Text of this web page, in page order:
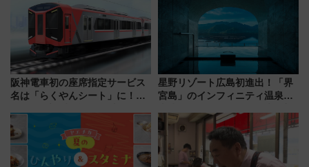
阪神電車初の座席指定サービス
名は「らくやんシート」に！新
を快適移動
星野リゾート広島初進出！「界
宮島」のインフィニティ温泉と
宿泊料金・アクセスは？（2026
年7月23日開業）